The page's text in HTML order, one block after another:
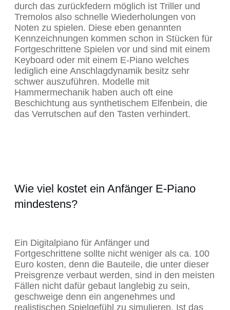
durch das zurückfedern möglich ist Triller und
Tremolos also schnelle Wiederholungen von
Noten zu spielen. Diese eben genannten
Kennzeichnungen kommen schon in Stücken für
Fortgeschrittene Spielen vor und sind mit einem
Keyboard oder mit einem E-Piano welches
lediglich eine Anschlagdynamik besitz sehr
schwer auszuführen. Modelle mit
Hammermechanik haben auch oft eine
Beschichtung aus synthetischem Elfenbein, die
das Verrutschen auf den Tasten verhindert.
Wie viel kostet ein Anfänger E-Piano
mindestens?
Ein Digitalpiano für Anfänger und
Fortgeschrittene sollte nicht weniger als ca. 100
Euro kosten, denn die Bauteile, die unter dieser
Preisgrenze verbaut werden, sind in den meisten
Fällen nicht dafür gebaut langlebig zu sein,
geschweige denn ein angenehmes und
realistischen Spielgefühl zu simulieren. Ist das